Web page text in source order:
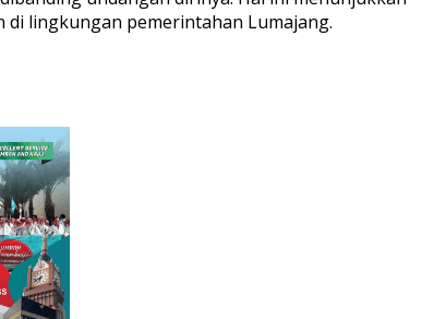
lingkungan pemerintahan Lumajang.